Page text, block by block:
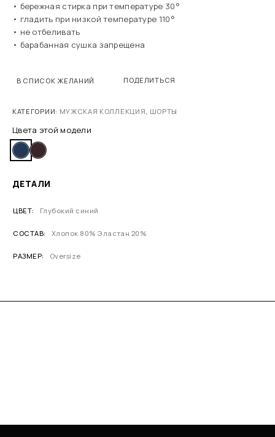
• бережная стирка при температуре 30°
• гладить при низкой температуре 110°
• не отбеливать
• барабанная сушка запрещена
В СПИСОК ЖЕЛАНИЙ ПОДЕЛИТЬСЯ
КАТЕГОРИИ: МУЖСКАЯ КОЛЛЕКЦИЯ, ШОРТЫ
Цвета этой модели
ДЕТАЛИ
ЦВЕТ Глубокий синий
СОСТАВ Хлопок 80% Эластан 20%
РАЗМЕР Oversize